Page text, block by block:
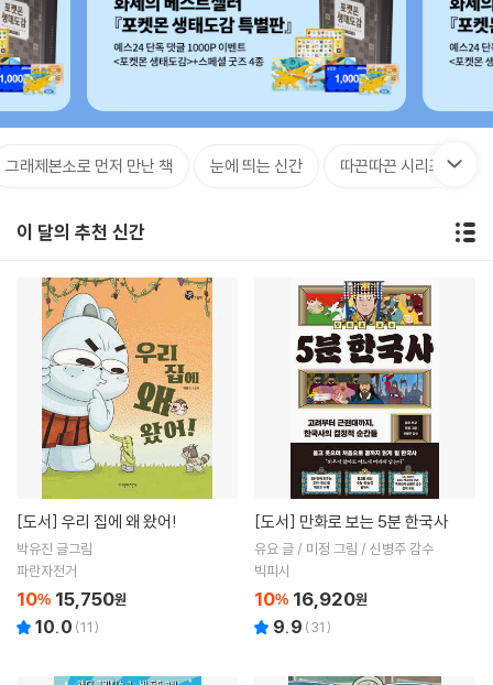
그래제본소로 먼저 만난 책 눈에 띄는 신간 따끈따끈 시리즈 신간
이 달의 추천 신간
[도서] 우리 집에 왜 왔어!
박유진 글그림
파란자전거
10% 15,750원
10.0 (11)
[도서] 만화로 보는 5분 한국사
유요 글 / 미정 그림 / 신병주 감수
빅피시
10% 16,920원
9.9 (31)